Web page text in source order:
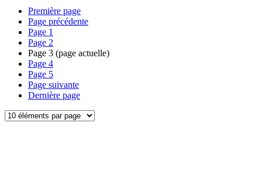
Première page
Page précédente
Page 1
Page 2
Page 3 (page actuelle)
Page 4
Page 5
Page suivante
Dernière page